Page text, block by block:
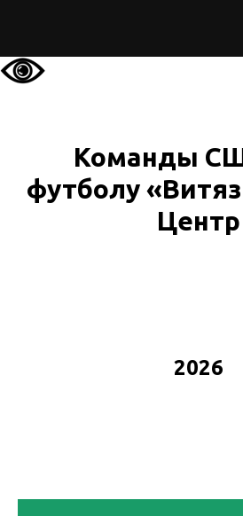
Команды
футболу
Центр
2026